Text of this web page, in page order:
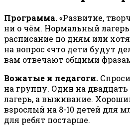
Программа.«Развитие,
ни о чём. Нормальный
расписание по дням или
на вопрос «что дети будут
вам отвечают общими
Вожатые и педагоги.
на группу. Один на двадцать
лагерь, а выживание.
взрослый на 8-10 детей для
для ребят постарше.